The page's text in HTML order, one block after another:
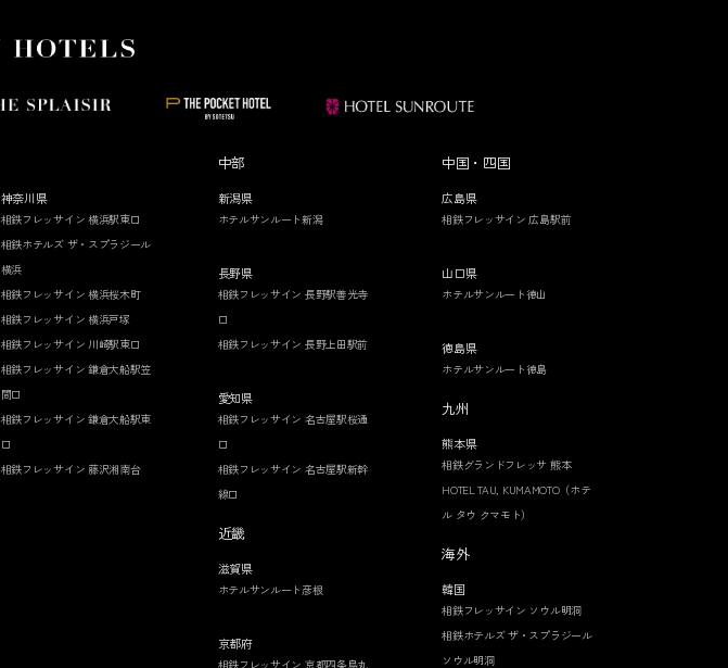
神奈川県
相鉄フレッサイン 横浜駅東口
相鉄ホテルズ ザ・スプラジール
横浜
相鉄フレッサイン 横浜桜木町
相鉄フレッサイン 横浜戸塚
相鉄フレッサイン 川崎駅東口
相鉄フレッサイン 鎌倉大船駅笠
間口
相鉄フレッサイン 鎌倉大船駅東
口
相鉄フレッサイン 藤沢湘南台
中部
新潟県
ホテルサンルート新潟
長野県
相鉄フレッサイン 長野駅善光寺
口
相鉄フレッサイン 長野上田駅前
愛知県
相鉄フレッサイン 名古屋駅桜通
口
相鉄フレッサイン 名古屋駅新幹
線口
近畿
滋賀県
ホテルサンルート彦根
京都府
相鉄フレッサイン 京都四条烏丸
中国・四国
広島県
相鉄フレッサイン 広島駅前
山口県
ホテルサンルート徳山
徳島県
ホテルサンルート徳島
九州
熊本県
相鉄グランドフレッサ 熊本
HOTEL TAU, KUMAMOTO（ホテ
ル タウ クマモト）
海外
韓国
相鉄フレッサイン ソウル明洞
相鉄ホテルズ ザ・スプラジール
ソウル明洞